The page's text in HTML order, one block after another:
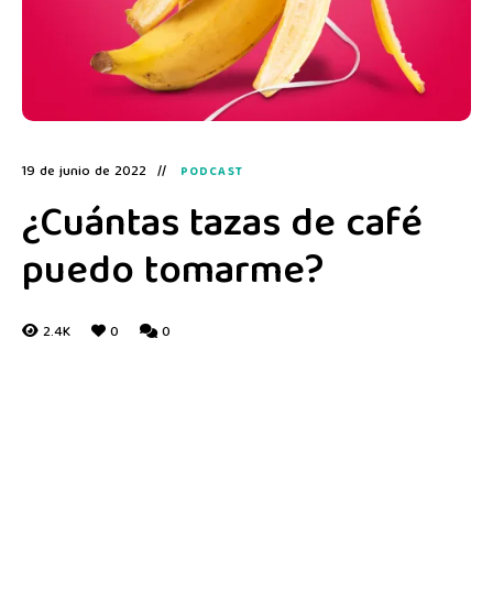
19 de junio de 2022 PODCAST
¿Cuántas tazas de café
puedo tomarme?
2.4K 0 0